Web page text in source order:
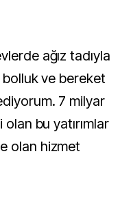
ağız tadıyla
bolluk ve bereket
7 milyar
bu yatırımlar
olan hizmet